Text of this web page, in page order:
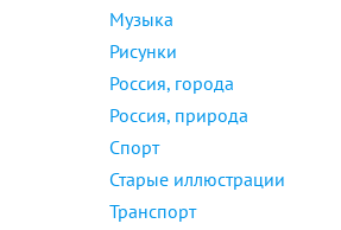
Музыка
Рисунки
Россия, города
Россия, природа
Спорт
Старые иллюстрации
Транспорт